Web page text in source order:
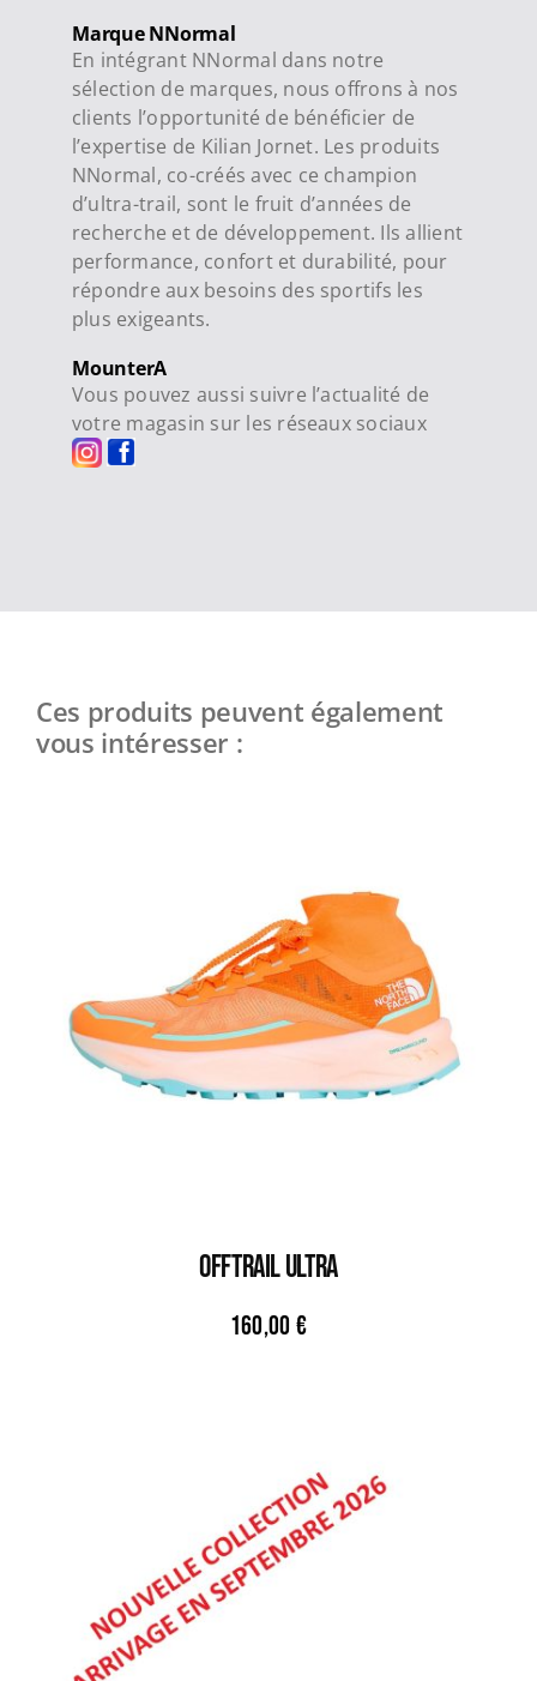
Marque NNormal
En intégrant NNormal dans notre
sélection de marques, nous offrons à nos
clients l’opportunité de bénéficier de
l’expertise de Kilian Jornet. Les produits
NNormal, co-créés avec ce champion
d’ultra-trail, sont le fruit d’années de
recherche et de développement. Ils allient
performance, confort et durabilité, pour
répondre aux besoins des sportifs les
plus exigeants.
MounterA
Vous pouvez aussi suivre l’actualité de
votre magasin sur les réseaux sociaux
Ces produits peuvent également
vous intéresser :
OFFTRAIL ULTRA
160,00 €